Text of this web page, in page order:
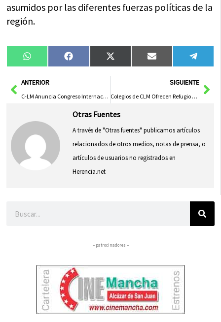
asumidos por las diferentes fuerzas políticas de la
región.
Compartir
en
WhatsAppCompartir
en
FacebookCompartir
en
X
(Twitter)
Compartir
en
Email
en
AntANTERIOR
C-LM Anuncia Congreso Internacional en Alcázar como Región Europea del Deporte 2024
SIGUIENTE
Colegios de CLM Ofrecen Refugio a Niños Afectados por DANA en Valencia
Otras Fuentes
A través de "Otras fuentes" publicamos artículos
relacionados de otros medios, notas de prensa, o
artículos de usuarios no registrados en
Herencia.net
– patrocinadores –